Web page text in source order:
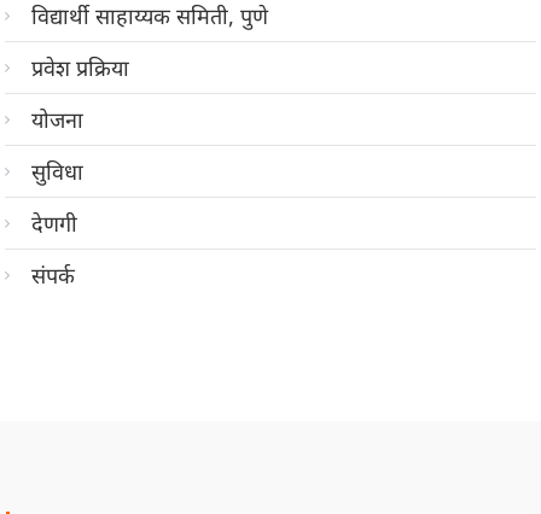
विद्यार्थी साहाय्यक समिती, पुणे
प्रवेश प्रक्रिया
योजना
सुविधा
देणगी
संपर्क